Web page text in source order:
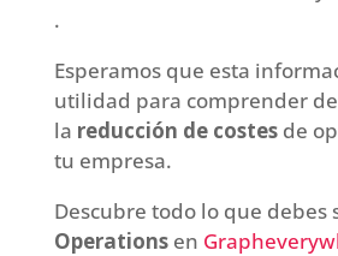
.
Esperamos que esta
utilidad para comprender
la reducción de costes de
tu empresa.
Descubre todo lo que debes
Operationsen